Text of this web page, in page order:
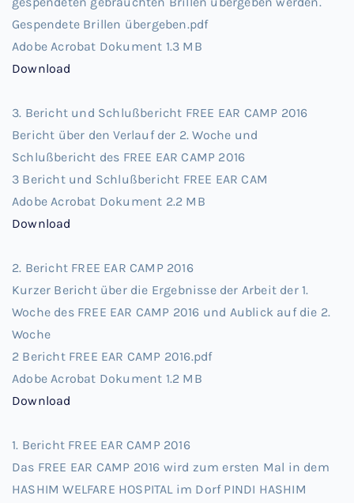
Gespendete Brillen übergeben.pdf
Adobe Acrobat Dokument 1.3 MB
Download
3. Bericht und Schlußbericht FREE EAR CAMP 2016
Bericht über den Verlauf der 2. Woche und
Schlußbericht des FREE EAR CAMP 2016
3 Bericht und Schlußbericht FREE EAR CAM
Adobe Acrobat Dokument 2.2 MB
Download
2. Bericht FREE EAR CAMP 2016
Kurzer Bericht über die Ergebnisse der Arbeit der 1.
Woche des FREE EAR CAMP 2016 und Aublick auf die 2.
Woche
2 Bericht FREE EAR CAMP 2016.pdf
Adobe Acrobat Dokument 1.2 MB
Download
1. Bericht FREE EAR CAMP 2016
Das FREE EAR CAMP 2016 wird zum ersten Mal in dem
HASHIM WELFARE HOSPITAL im Dorf PINDI HASHIM